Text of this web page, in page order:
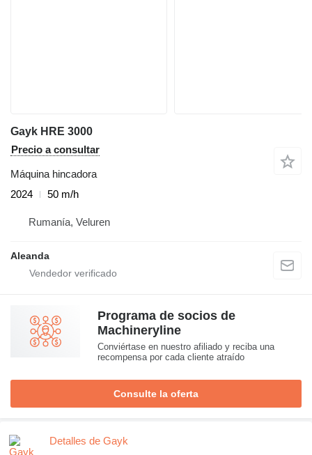
Gayk HRE 3000
Precio a consultar
Máquina hincadora
2024
50 m/h
Rumanía, Veluren
Aleanda
Programa de socios de
Machineryline
Conviértase en nuestro afiliado y reciba una
recompensa por cada cliente atraído
Consulte la oferta
Detalles de Gayk